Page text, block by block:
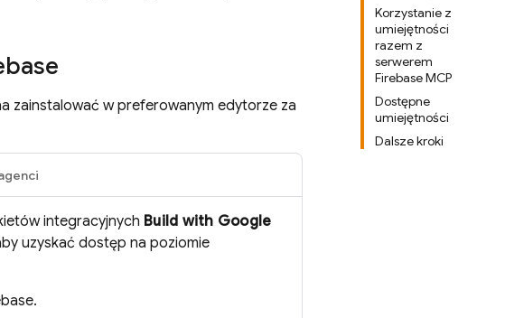
Korzystanie z
umiejętności
razem z
serwerem
Firebase MCP
Dostępne
umiejętności
Dalsze kroki
zainstalować w preferowanym edytorze za
integracyjnych Build with Google
uzyskać dostęp na poziomie